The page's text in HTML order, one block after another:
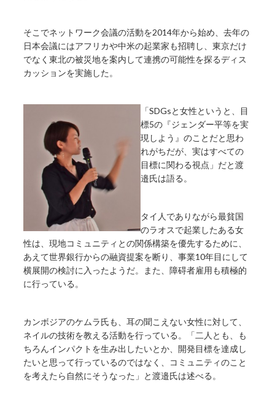
そこでネットワーク会議の活動を2014年から始め、去年の
日本会議にはアフリカや中米の起業家も招聘し、東京だけ
でなく東北の被災地を案内して連携の可能性を探るディス
カッションを実施した。
「SDGsと女性というと、目
標5の『ジェンダー平等を実
現しよう』のことだと思わ
れがちだが、実はすべての
目標に関わる視点」だと渡
邉氏は語る。
タイ人でありながら最貧国
のラオスで起業したある女
性は、現地コミュニティとの関係構築を優先するために、
あえて世界銀行からの融資提案を断り、事業10年目にして
横展開の検討に入ったようだ。また、障碍者雇用も積極的
に行っている。
カンボジアのケムラ氏も、耳の聞こえない女性に対して、
ネイルの技術を教える活動を行っている。「二人とも、も
ちろんインパクトを生み出したいとか、開発目標を達成し
たいと思って行っているのではなく、コミュニティのこと
を考えたら自然にそうなった」と渡邉氏は述べる。